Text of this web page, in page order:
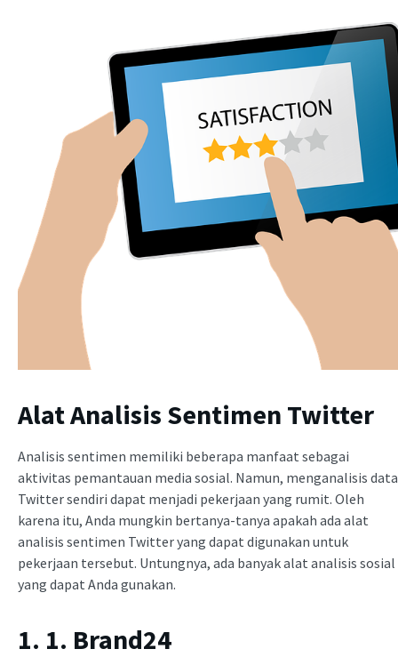
Alat Analisis Sentimen Twitter
Analisis sentimen memiliki beberapa manfaat sebagai
aktivitas pemantauan media sosial. Namun, menganalisis data
Twitter sendiri dapat menjadi pekerjaan yang rumit. Oleh
karena itu, Anda mungkin bertanya-tanya apakah ada alat
analisis sentimen Twitter yang dapat digunakan untuk
pekerjaan tersebut. Untungnya, ada banyak alat analisis sosial
yang dapat Anda gunakan.
1. 1. Brand24